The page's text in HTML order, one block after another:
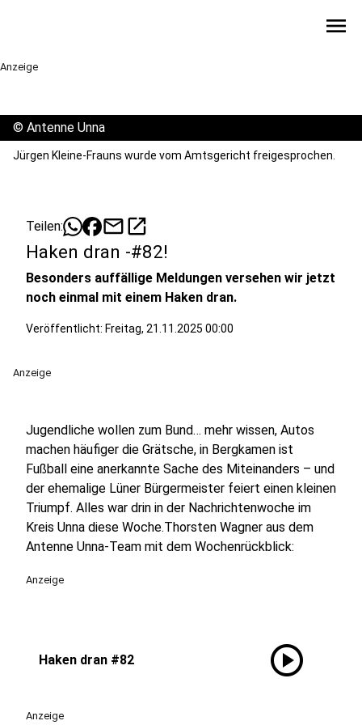
menu
Anzeige
© Antenne Unna
Jürgen Kleine-Frauns wurde vom Amtsgericht freigesprochen.
Teilen: mailopen_in_new
Haken dran -#82!
Besonders auffällige Meldungen versehen wir jetzt
noch einmal mit einem Haken dran.
Veröffentlicht: Freitag, 21.11.2025 00:00
Anzeige
Jugendliche wollen zum Bund… mehr wissen, Autos
machen häufiger die Grätsche, in Bergkamen ist
Fußball eine anerkannte Sache des Miteinanders – und
der ehemalige Lüner Bürgermeister feiert einen kleinen
Triumpf. Alles war drin in der Nachrichtenwoche im
Kreis Unna diese Woche.Thorsten Wagner aus dem
Antenne Unna-Team mit dem Wochenrückblick:
Anzeige
Haken dran #82 play_circle
Anzeige